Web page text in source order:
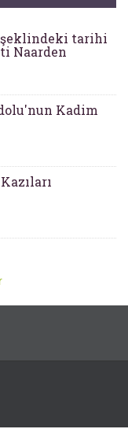
şeklindeki tarihi
Naarden
Kadim